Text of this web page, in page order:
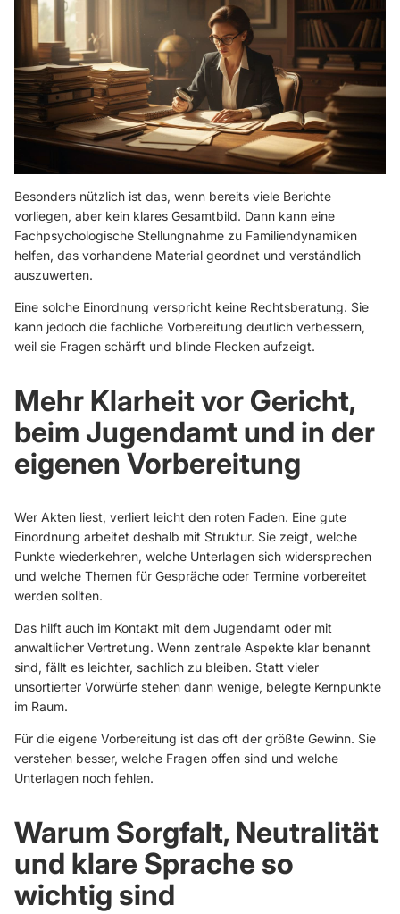
Besonders nützlich ist das, wenn bereits viele Berichte
vorliegen, aber kein klares Gesamtbild. Dann kann eine
Fachpsychologische Stellungnahme zu Familiendynamiken
helfen, das vorhandene Material geordnet und verständlich
auszuwerten.
Eine solche Einordnung verspricht keine Rechtsberatung. Sie
kann jedoch die fachliche Vorbereitung deutlich verbessern,
weil sie Fragen schärft und blinde Flecken aufzeigt.
Mehr Klarheit vor Gericht,
beim Jugendamt und in der
eigenen Vorbereitung
Wer Akten liest, verliert leicht den roten Faden. Eine gute
Einordnung arbeitet deshalb mit Struktur. Sie zeigt, welche
Punkte wiederkehren, welche Unterlagen sich widersprechen
und welche Themen für Gespräche oder Termine vorbereitet
werden sollten.
Das hilft auch im Kontakt mit dem Jugendamt oder mit
anwaltlicher Vertretung. Wenn zentrale Aspekte klar benannt
sind, fällt es leichter, sachlich zu bleiben. Statt vieler
unsortierter Vorwürfe stehen dann wenige, belegte Kernpunkte
im Raum.
Für die eigene Vorbereitung ist das oft der größte Gewinn. Sie
verstehen besser, welche Fragen offen sind und welche
Unterlagen noch fehlen.
Warum Sorgfalt, Neutralität
und klare Sprache so
wichtig sind